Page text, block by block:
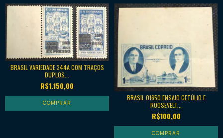
BRASIL VARIEDADE 344A COM TRAÇOS
DUPLOS...
R$1.150,00
BRASIL 01650 ENSAIO GETÚLIO E
ROOSEVELT...
R$100,00